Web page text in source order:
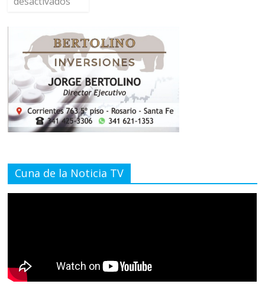
Cuna de la Noticia TV